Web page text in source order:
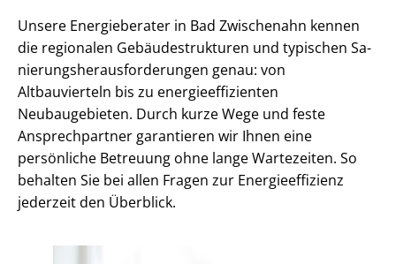
Unsere Energieberater in Bad Zwischenahn kennen
die regionalen Ge­bäu­de­struk­tu­ren und typischen Sa­
nie­rungs­her­aus­for­de­run­gen genau: von
Altbauvierteln bis zu en­er­gie­ef­fi­zi­en­ten
Neubaugebieten. Durch kurze Wege und feste
Ansprechpartner garantieren wir Ihnen eine
persönliche Betreuung ohne lange Wartezeiten. So
behalten Sie bei allen Fragen zur En­er­gie­ef­fi­zi­enz
jederzeit den Überblick.